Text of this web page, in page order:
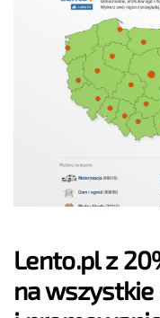
Lento.pl z
na wszystkie